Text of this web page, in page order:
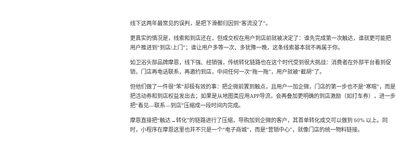
线下这两年最常见的误判，是把下滑都归因到“客流没了”。
更真实的情况是，线索和到店还在，但成交权在用户到店前就被决定了：谁先完成第一次触达，谁就更可能把
用户推进到“到店/上门”；谁让用户多等一次、多犹豫一晚，这条线索基本就不再属于你。
如卫浴头部品牌摩恩，线下强、经销强，传统转化链路也在这个时代受到很大挑战：消费者在外部平台看到促
销，门店再电话联系，再邀约到店，中间任何一次“拖一拖”，用户就被“截胡”了。
但他们做了一件很“笨”却极有效的事：把企微前置到触点，且用户一加企微，门店的第一步也不是“寒暄”，而是
把活动券和到店权益发出去；如果是从地图类应用APP导流，会再叠加更明确的到店激励（如打车券），进一步
把“看见—联系—到店”压缩成一段时间内完成。
摩恩直接把“触达→转化”的链路进行了压缩，导购加到企微的客户，其首单转化成交可以做到 60% 以上。同
时，小程序在摩恩这里也并不只是一个“电子商城”，而是“营销中心”，就像门店的统一物料链接。